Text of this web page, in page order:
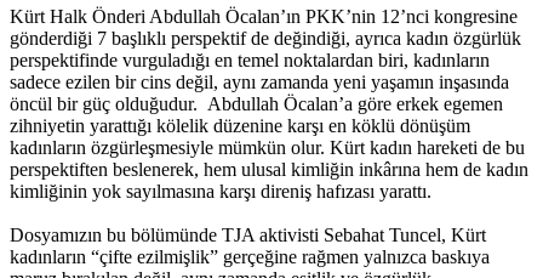
Kürt Halk Önderi Abdullah Öcalan’ın PKK’nin 12’nci kongresine
gönderdiği 7 başlıklı perspektif de değindiği, ayrıca kadın özgürlük
perspektifinde vurguladığı en temel noktalardan biri, kadınların
sadece ezilen bir cins değil, aynı zamanda yeni yaşamın inşasında
öncül bir güç olduğudur. Abdullah Öcalan’a göre erkek egemen
zihniyetin yarattığı kölelik düzenine karşı en köklü dönüşüm
kadınların özgürleşmesiyle mümkün olur. Kürt kadın hareketi de bu
perspektiften beslenerek, hem ulusal kimliğin inkârına hem de kadın
kimliğinin yok sayılmasına karşı direniş hafızası yarattı.
Dosyamızın bu bölümünde TJA aktivisti Sebahat Tuncel, Kürt
kadınların “çifte ezilmişlik” gerçeğine rağmen yalnızca baskıya